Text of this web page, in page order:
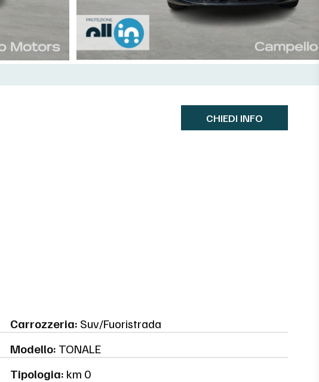
CHIEDI INFO
Carrozzeria: Suv/Fuoristrada
Modello: TONALE
Tipologia: km 0